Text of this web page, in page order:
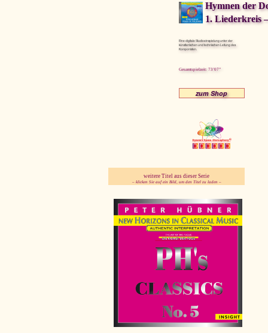
Hymnen der
1. Liederkreis
Eine digitale Studioeinspielung unter der
künstlerischen und technischen Leitung des
Komponisten.
Gesamtspielzeit: 73’07”
zum Shop
weitere Titel aus dieser Serie
– klicken Sie auf ein Bild, um den Titel zu laden –